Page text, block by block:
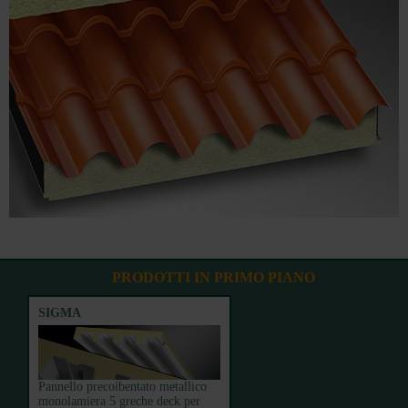
PRODOTTI IN PRIMO PIANO
SIGMA
Pannello precoibentato metallico
monolamiera 5 greche deck per